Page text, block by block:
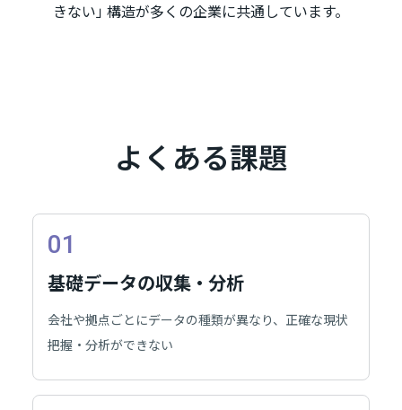
きない｣ 構造が多くの企業に共通しています。
よくある課題
01
基礎データの収集・分析
会社や拠点ごとにデータの種類が異なり、正確な現状
把握・分析ができない